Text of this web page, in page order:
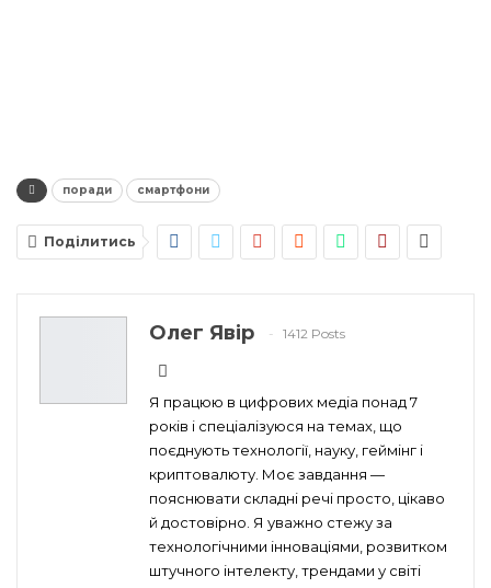
поради смартфони
Поділитись
Олег Явір 1412 Posts
Я працюю в цифрових медіа понад 7
років і спеціалізуюся на темах, що
поєднують технології, науку, геймінг і
криптовалюту. Моє завдання —
пояснювати складні речі просто, цікаво
й достовірно. Я уважно стежу за
технологічними інноваціями, розвитком
штучного інтелекту, трендами у світі